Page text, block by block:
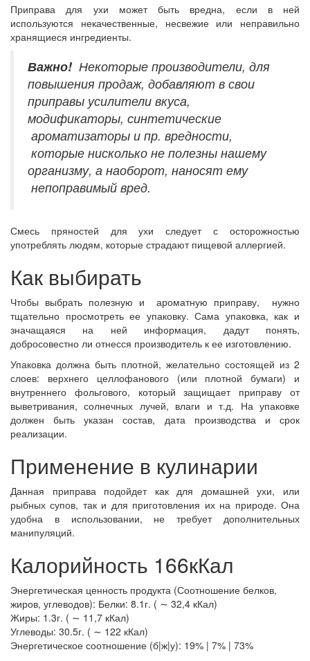
Приправа для ухи может быть вредна, если в ней
используются некачественные, несвежие или неправильно
хранящиеся ингредиенты.
Важно!Некоторые производители, для
повышения продаж, добавляют в свои
приправы усилители вкуса,
модификаторы, синтетические
ароматизаторы и пр. вредности,
которые нисколько не полезны нашему
организму, а наоборот, наносят ему
непоправимый вред.
Смесь пряностей для ухи следует с осторожностью
употреблять людям, которые страдают пищевой аллергией.
Как выбирать
Чтобы выбрать полезную и ароматную приправу, нужно
тщательно просмотреть ее упаковку. Сама упаковка, как и
значащаяся на ней информация, дадут понять,
добросовестно ли отнесся производитель к ее изготовлению.
Упаковка должна быть плотной, желательно состоящей из 2
слоев: верхнего целлофанового (или плотной бумаги) и
внутреннего фольгового, который защищает приправу от
выветривания, солнечных лучей, влаги и т.д. На упаковке
должен быть указан состав, дата производства и срок
реализации.
Применение в кулинарии
Данная приправа подойдет как для домашней ухи, или
рыбных супов, так и для приготовления их на природе. Она
удобна в использовании, не требует дополнительных
манипуляций.
Калорийность 166кКал
Энергетическая ценность продукта (Соотношение белков,
жиров, углеводов): Белки: 8.1г. ( ∼ 32,4 кКал)
Жиры: 1.3г. ( ∼ 11,7 кКал)
Углеводы: 30.5г. ( ∼ 122 кКал)
Энергетическое соотношение (б|ж|у): 19% | 7% | 73%